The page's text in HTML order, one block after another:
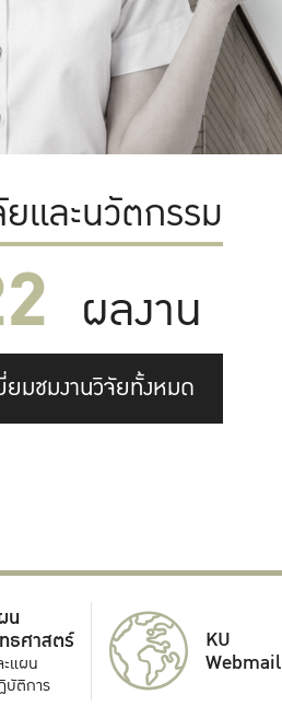
และนวัตกรรม
ผลงาน
ยมชมงานวิจัยทั้งหมด
น
ธศาสตร์
แผน
บัติการ
KU
Webmail